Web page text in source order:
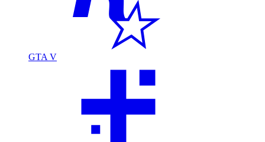
GTA V